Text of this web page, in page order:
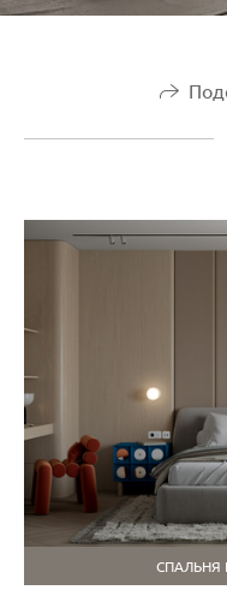
СПАЛЬНЯ